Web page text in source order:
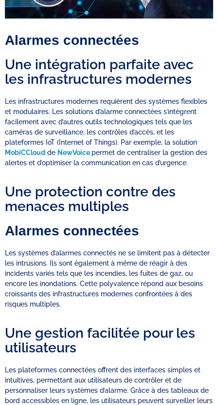
Alarmes connectées
Une intégration parfaite avec
les infrastructures modernes
Les infrastructures modernes requièrent des systèmes flexibles
et modulaires. Les solutions d’alarme connectées s’intègrent
facilement avec d’autres outils technologiques tels que les
caméras de surveillance, les contrôles d’accès, et les
plateformes IoT (Internet of Things). Par exemple, la solution
MobiCCloud de NewVoice permet de centraliser la gestion des
alertes et d’optimiser la communication en cas d’urgence.
Une protection contre des
menaces multiples
Alarmes connectées
Les systèmes d’alarmes connectés ne se limitent pas à détecter
les intrusions. Ils sont également à même de réagir à des
incidents variés tels que les incendies, les fuites de gaz, ou
encore les inondations. Cette polyvalence répond aux besoins
croissants des infrastructures modernes confrontées à des
risques multiples.
Une gestion facilitée pour les
utilisateurs
Les plateformes connectées offrent des interfaces simples et
intuitives, permettant aux utilisateurs de contrôler et de
personnaliser leurs systèmes d’alarme. Grâce à des tableaux de
bord accessibles en ligne, les utilisateurs peuvent surveiller leurs